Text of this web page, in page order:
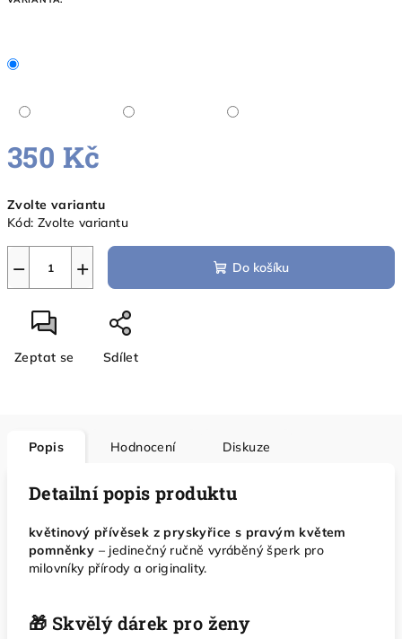
350 Kč
cena:
Zvolte variantu
Kód: Zvolte variantu
+
− Do košíku
Zeptat se Sdílet
Popis Hodnocení Diskuze
Detailní popis produktu
květinový přívěsek z pryskyřice s pravým květem
pomněnky – jedinečný ručně vyráběný šperk pro
milovníky přírody a originality.
🎁 Skvělý dárek pro ženy